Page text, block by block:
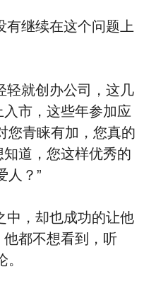
继续在这个问题上
就创办公司，这几
市，这些年参加应
您青睐有加，您真的
道，您这样优秀的
人？”
，却也成功的让他
都不想看到，听